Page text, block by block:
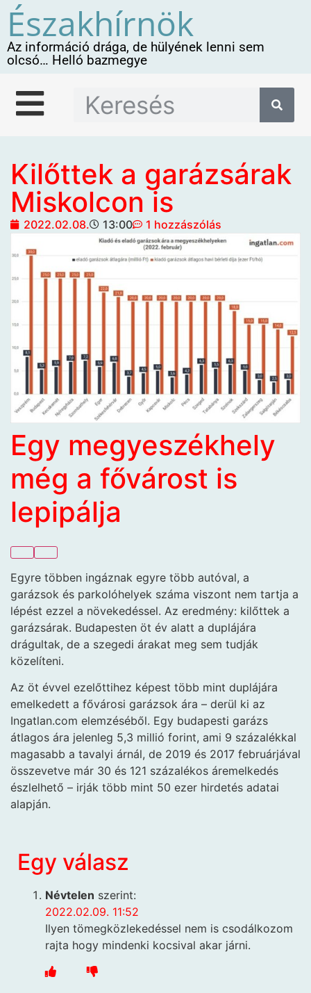
Északhírnök
Az információ drága, de hülyének lenni sem
olcsó… Helló bazmegye
Kilőttek a garázsárak
Miskolcon is
2022.02.08. 13:00 1 hozzászólás
Egy megyeszékhely
még a fővárost is
lepipálja
Egyre többen ingáznak egyre több autóval, a
garázsok és parkolóhelyek száma viszont nem tartja a
lépést ezzel a növekedéssel. Az eredmény: kilőttek a
garázsárak. Budapesten öt év alatt a duplájára
drágultak, de a szegedi árakat meg sem tudják
közelíteni.
Az öt évvel ezelőttihez képest több mint duplájára
emelkedett a fővárosi garázsok ára – derül ki az
Ingatlan.com elemzéséből. Egy budapesti garázs
átlagos ára jelenleg 5,3 millió forint, ami 9 százalékkal
magasabb a tavalyi árnál, de 2019 és 2017 februárjával
összevetve már 30 és 121 százalékos áremelkedés
észlelhető – irják több mint 50 ezer hirdetés adatai
alapján.
Egy válasz
Névtelen szerint:
2022.02.09. 11:52
Ilyen tömegközlekedéssel nem is csodálkozom
rajta hogy mindenki kocsival akar járni.